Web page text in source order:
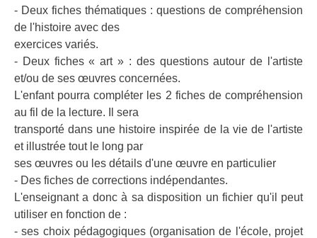
- Deux fiches thématiques : questions de compréhension
de l'histoire avec des
exercices variés.
- Deux fiches « art » : des questions autour de l'artiste
et/ou de ses œuvres concernées.
L'enfant pourra compléter les 2 fiches de compréhension
au fil de la lecture. Il sera
transporté dans une histoire inspirée de la vie de l'artiste
et illustrée tout le long par
ses œuvres ou les détails d'une œuvre en particulier
- Des fiches de corrections indépendantes.
L'enseignant a donc à sa disposition un fichier qu'il peut
utiliser en fonction de :
- ses choix pédagogiques (organisation de l'école, projet